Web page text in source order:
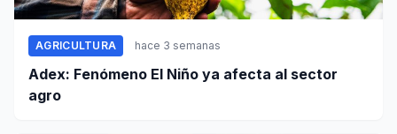
AGRICULTURA hace 3 semanas
Adex: Fenómeno El Niño ya afecta al sector
agro